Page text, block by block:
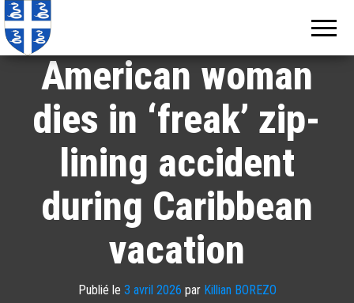
American woman
dies in ‘freak’ zip-
lining accident
during Caribbean
vacation
Publié le 3 avril 2026 par Killian BOREZO